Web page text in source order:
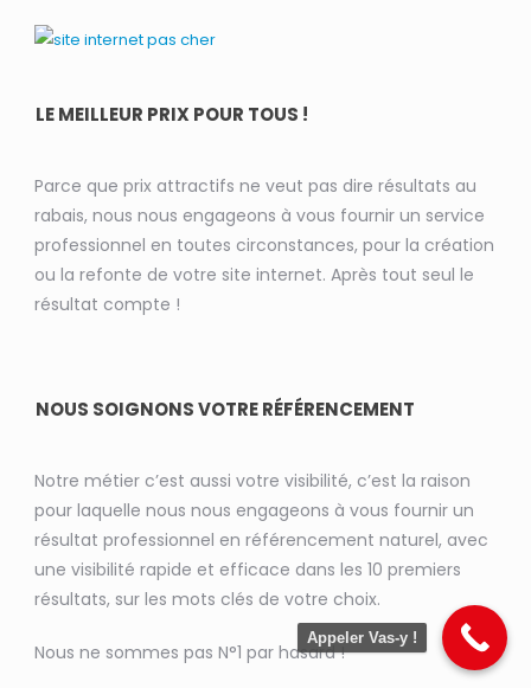
LE MEILLEUR PRIX POUR TOUS !
Parce que prix attractifs ne veut pas dire résultats au
rabais, nous nous engageons à vous fournir un service
professionnel en toutes circonstances, pour la création
ou la refonte de votre site internet. Après tout seul le
résultat compte !
NOUS SOIGNONS VOTRE RÉFÉRENCEMENT
Notre métier c’est aussi votre visibilité, c’est la raison
pour laquelle nous nous engageons à vous fournir un
résultat professionnel en référencement naturel, avec
une visibilité rapide et efficace dans les 10 premiers
résultats, sur les mots clés de votre choix.
Nous ne sommes pas N°1 par hasard !
Appeler Vas-y !